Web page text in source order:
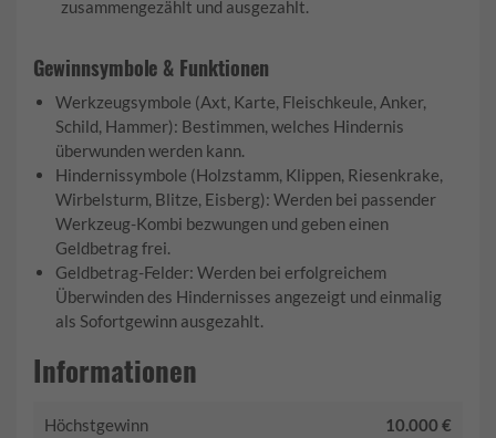
zusammengezählt und ausgezahlt.
Gewinnsymbole & Funktionen
Werkzeugsymbole (Axt, Karte, Fleischkeule, Anker,
Schild, Hammer): Bestimmen, welches Hindernis
überwunden werden kann.
Hindernissymbole (Holzstamm, Klippen, Riesenkrake,
Wirbelsturm, Blitze, Eisberg): Werden bei passender
Werkzeug-Kombi bezwungen und geben einen
Geldbetrag frei.
Geldbetrag-Felder: Werden bei erfolgreichem
Überwinden des Hindernisses angezeigt und einmalig
als Sofortgewinn ausgezahlt.
Informationen
Höchstgewinn 10.000 €